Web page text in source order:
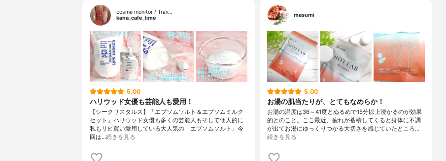
cosme monitor / Trav…
kana_cafe_time
5.00
ハリウッド女優も芸能人も愛用！
【シークリスタルス】「エプソムソルト＆エプソムミルク
セット」ハリウッド女優も多くの芸能人もそして個人的に
私もリピ買い愛用している大人気の「エプソムソルト」今
回は…続きを見る
masumi
5.00
お湯の肌当たりが、とてもなめらか！
お湯の温度は36～41度とぬるめで15分以上浸かるのが効果
的とのこと。ここ最近、疲れが蓄積してくると身体に不調
が出てお湯にゆっくりつかる大切さを感じていたところ…
続きを見る